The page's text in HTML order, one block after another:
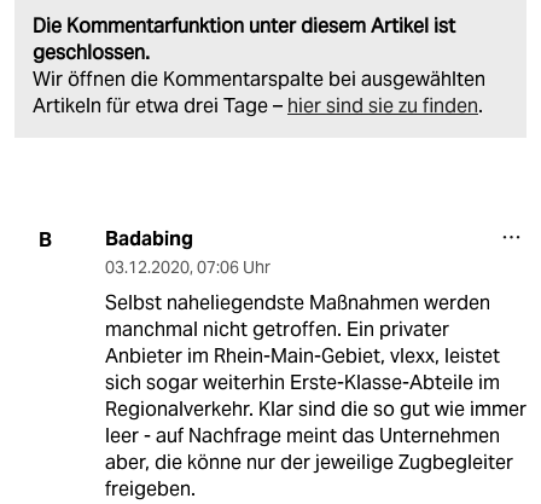
Die Kommentarfunktion unter diesem Artikel ist
geschlossen.
Wir öffnen die Kommentarspalte bei ausgewählten
Artikeln für etwa drei Tage – hier sind sie zu finden.
B Badabing
03.12.2020, 07:06 Uhr
Selbst naheliegendste Maßnahmen werden
manchmal nicht getroffen. Ein privater
Anbieter im Rhein-Main-Gebiet, vlexx, leistet
sich sogar weiterhin Erste-Klasse-Abteile im
Regionalverkehr. Klar sind die so gut wie immer
leer - auf Nachfrage meint das Unternehmen
aber, die könne nur der jeweilige Zugbegleiter
freigeben.